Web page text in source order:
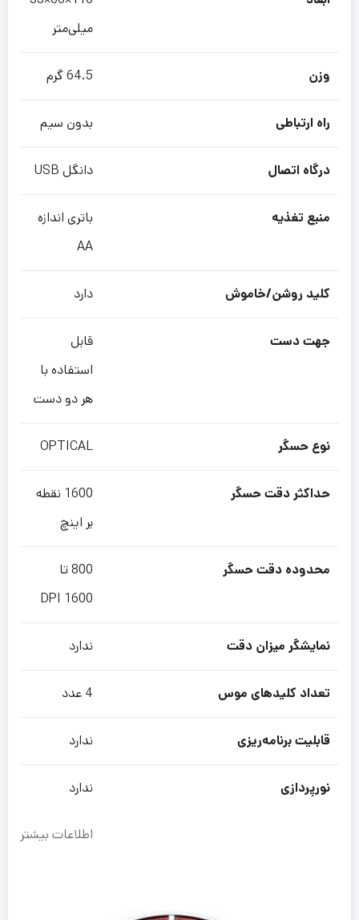
اطلاعات بیشتر
میلی‌متر
وزن 64.5 گرم
راه ارتباطی بدون سیم
درگاه اتصال دانگل USB
منبع تغذیه
باتری اندازه
AA
کلید روشن/خاموش دارد
جهت دست
قابل
استفاده با
هر دو دست
نوع حسگر OPTICAL
حداکثر دقت حسگر
1600 نقطه
بر اینچ
محدوده دقت حسگر
800 تا
1600 DPI
نمایشگر میزان دقت ندارد
تعداد کلیدهای موس 4 عدد
قابلیت برنامه‌ریزی ندارد
نورپردازی ندارد